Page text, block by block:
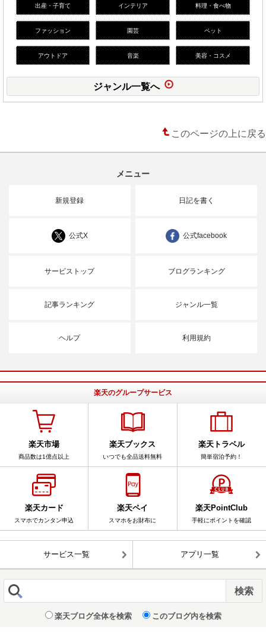
出産・子育て インテリア 料理・食べ物
ファッション 園芸 ペット
アウトドア 音楽 美容・コスメ
ジャンル一覧へ
このページの上に戻る
メニュー
新規登録 日記を書く
公式X 公式facebook
サービストップ ブログランキング
記事ランキング ジャンル一覧
ヘルプ 利用規約
楽天のグループサービス
楽天市場
商品数は1億点以上
楽天ブックス
いつでも全品送料無料
楽天トラベル
簡単宿泊予約！
楽天カード
スマホでカンタン申込
楽天ペイ
スマホをお財布に
楽天PointClub
手軽にポイントを確認
サービス一覧 アプリ一覧
楽天ブログ全体を検索 このブログ内を検索